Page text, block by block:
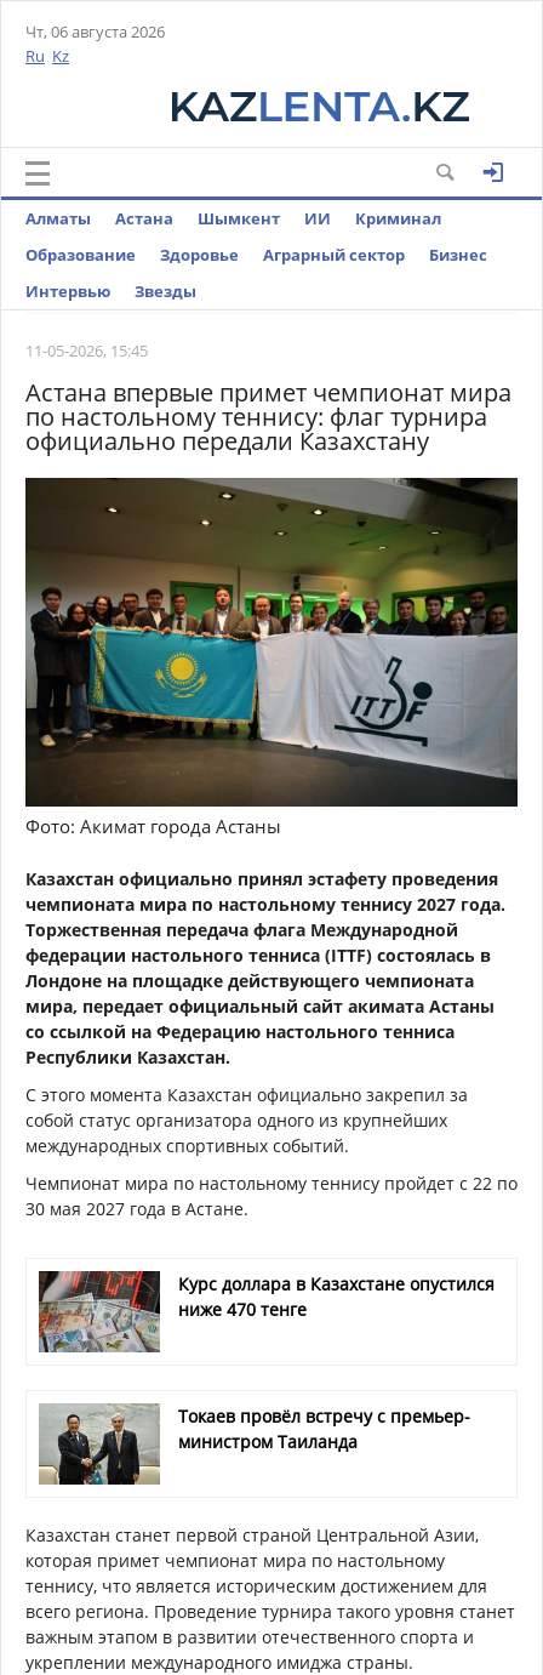
Чт, 06 августа 2026
Ru Kz
Алматы Астана Шымкент ИИ
Криминал
Образование
Здоровье Аграрный сектор
Бизнес
Интервью
Звезды
11-05-2026, 15:45
Астана впервые примет чемпионат мира
по настольному теннису: флаг турнира
официально передали Казахстану
Фото: Акимат города Астаны
Казахстан официально принял эстафету проведения
чемпионата мира по настольному теннису 2027 года.
Торжественная передача флага Международной
федерации настольного тенниса (ITTF) состоялась в
Лондоне на площадке действующего чемпионата
мира, передает официальный сайт акимата Астаны
со ссылкой на Федерацию настольного тенниса
Республики Казахстан.
С этого момента Казахстан официально закрепил за
собой статус организатора одного из крупнейших
международных спортивных событий.
Чемпионат мира по настольному теннису пройдет с 22 по
30 мая 2027 года в Астане.
Курс доллара в Казахстане опустился
ниже 470 тенге
Токаев провёл встречу с премьер-
министром Таиланда
Казахстан станет первой страной Центральной Азии,
которая примет чемпионат мира по настольному
теннису, что является историческим достижением для
всего региона. Проведение турнира такого уровня станет
важным этапом в развитии отечественного спорта и
укреплении международного имиджа страны.